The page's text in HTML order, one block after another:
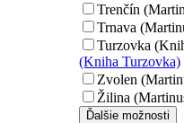
Trenčín
Trnava
Turzovka
(Kniha Turzovka)
Zvolen
Žilina
Ďalšie možnosti